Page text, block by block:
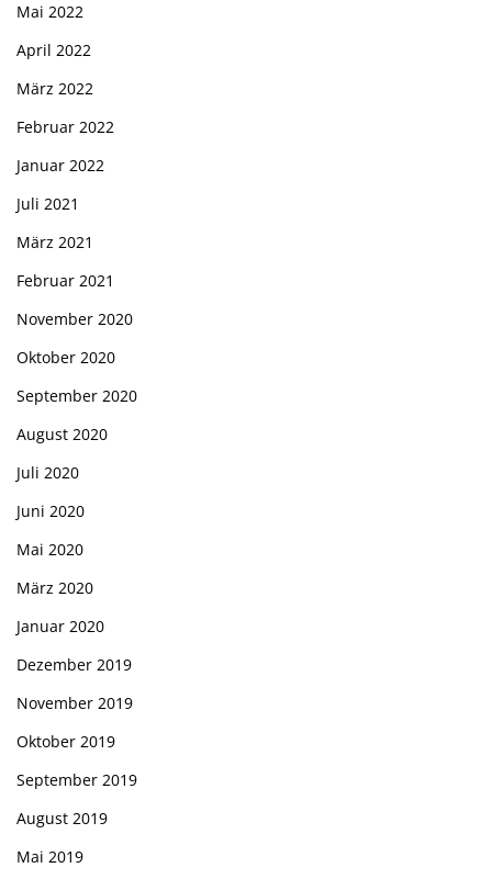
Mai 2022
April 2022
März 2022
Februar 2022
Januar 2022
Juli 2021
März 2021
Februar 2021
November 2020
Oktober 2020
September 2020
August 2020
Juli 2020
Juni 2020
Mai 2020
März 2020
Januar 2020
Dezember 2019
November 2019
Oktober 2019
September 2019
August 2019
Mai 2019